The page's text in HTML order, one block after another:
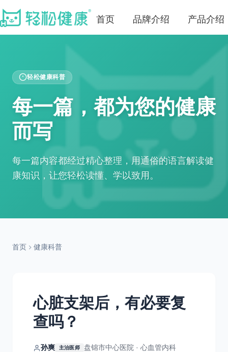
首页 品牌介绍 产品介绍
轻松健康科普
每一篇，都为您的健康
而写
每一篇内容都经过精心整理，用通俗的语言解读健
康知识，让您轻松读懂、学以致用。
首页 健康科普
心脏支架后，有必要复
查吗？
孙爽 主治医师
盘锦市中心医院 · 心血管内科